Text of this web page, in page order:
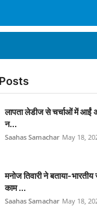
लापता लेडीज से चर्चाओं में आईं
न...
Saahas Samachar May 18,
मनोज तिवारी ने बताया-
काम ...
Saahas Samachar May 18,